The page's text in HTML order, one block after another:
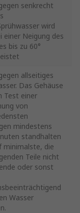
senkrecht
wird
einer Neigung des
bis zu 60°
allseitiges
Das Gehäuse
Test einer
von
mindestens
standhalten
minimalste, die
Teile nicht
oder sonst
Wasser